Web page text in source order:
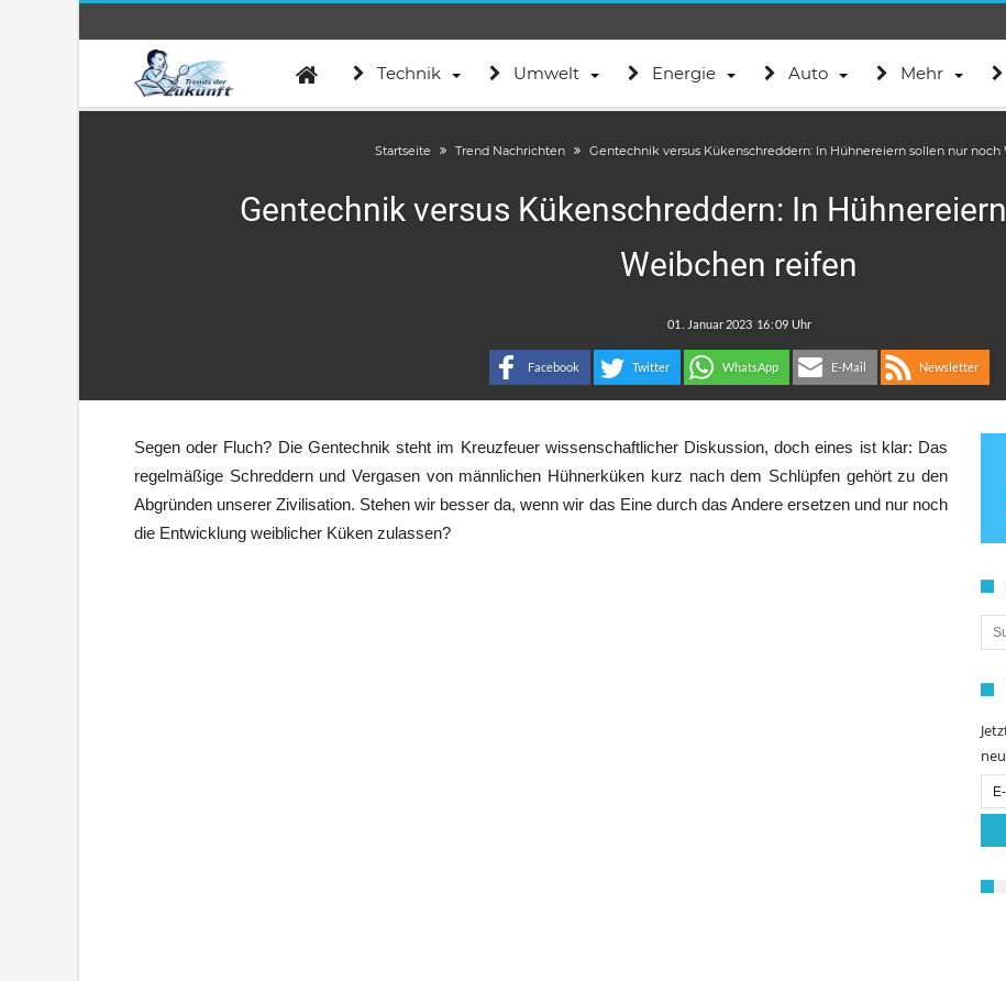
Technik Umwelt Energie Auto Mehr
Startseite Trend Nachrichten Gentechnik versus Kükenschreddern: In Hühnereiern sollen nur
Gentechnik versus Kükenschreddern: In
Weibchen reifen
:
Facebook Twitter WhatsApp E-Mail Newsletter
Segen oder Fluch? Die Gentechnik steht im Kreuzfeuer wissenschaftlicher Diskussion, doch eines ist klar: Das
regelmäßige Schreddern und Vergasen von männlichen Hühnerküken kurz nach dem Schlüpfen gehört zu den
Abgründen unserer Zivilisation. Stehen wir besser da, wenn wir das Eine durch das Andere ersetzen und nur noch
die Entwicklung weiblicher Küken zulassen?
Suche